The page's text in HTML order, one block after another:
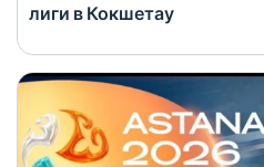
лиги в Кокшетау